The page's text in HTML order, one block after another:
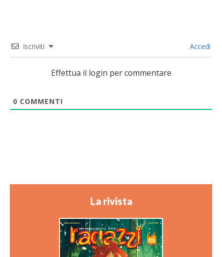
Iscriviti Accedi
Effettua il login per commentare
0 COMMENTI
La rivista